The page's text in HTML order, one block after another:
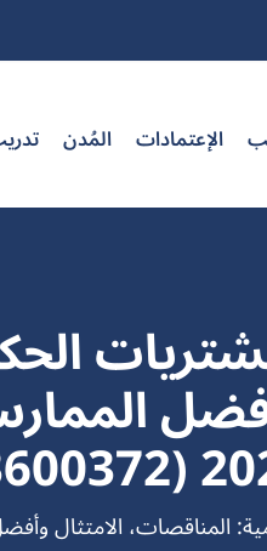
الإعتمادات المُدن
المناقصات، الامتثال